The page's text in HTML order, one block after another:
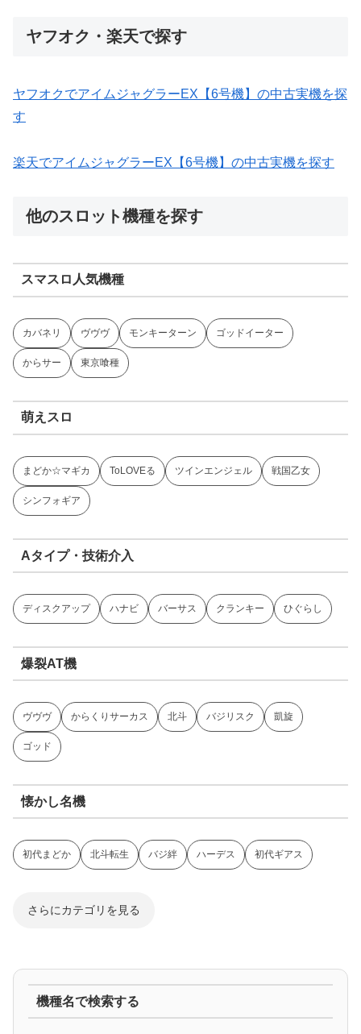
ヤフオク・楽天で探す
ヤフオクでアイムジャグラーEX【6号機】の中古実機を探
す
楽天でアイムジャグラーEX【6号機】の中古実機を探す
他のスロット機種を探す
スマスロ人気機種
カバネリ ヴヴヴ モンキーターン ゴッドイーター
からサー 東京喰種
萌えスロ
まどか☆マギカ ToLOVEる ツインエンジェル 戦国乙女
シンフォギア
Aタイプ・技術介入
ディスクアップ ハナビ バーサス クランキー ひぐらし
爆裂AT機
ヴヴヴ からくりサーカス 北斗 バジリスク 凱旋
ゴッド
懐かし名機
初代まどか 北斗転生 バジ絆 ハーデス 初代ギアス
さらにカテゴリを見る
マイジャグ ファンキー アイム ゴージャグ ハッピー
機種名で検索する